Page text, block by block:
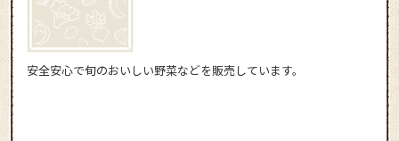
安全安心で旬のおいしい野菜などを販売しています。